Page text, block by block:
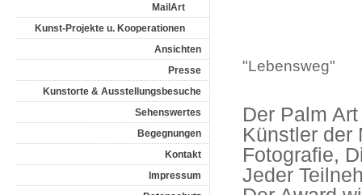
"Lebensweg"
Der Palm
Künstler der
Fotografie,
Jeder
MailArt
Kunst-Projekte u. Kooperationen
Ansichten
Presse
Kunstorte & Ausstellungsbesuche
Sehenswertes
Begegnungen
Kontakt
Impressum